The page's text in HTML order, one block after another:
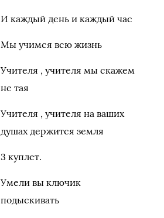
И каждый день и каждый час
Мы учимся всю жизнь
Учителя , учителя мы скажем
не тая
Учителя , учителя на ваших
душах держится земля
3 куплет.
Умели вы ключик
подыскивать